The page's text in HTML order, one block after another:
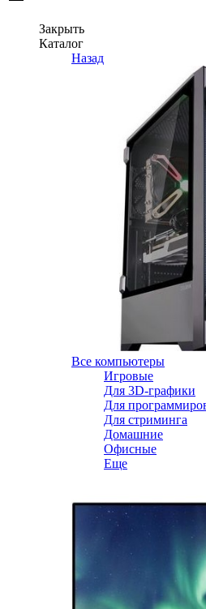
Закрыть
Каталог
Назад
Все компьютеры
Игровые
Для 3D-графики
Для
Для стриминга
Домашние
Офисные
Еще